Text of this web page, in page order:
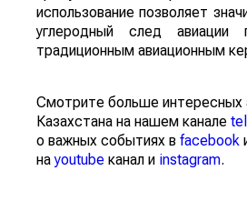
использование позволяет
углеродный след
традиционным авиационным
Смотрите больше интересных
Казахстана на нашем канале
о важных событиях в facebook
наyoutube канал и instagram.